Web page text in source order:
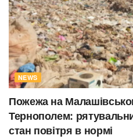
NEWS
Пожежа на
Тернополем:
стан повітря в нормі